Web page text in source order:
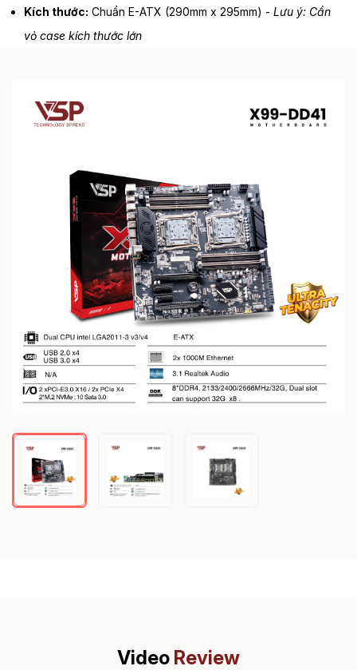
Kích thước: Chuẩn E-ATX (290mm x 295mm) - Lưu ý: Cần
vỏ case kích thước lớn
Video Review